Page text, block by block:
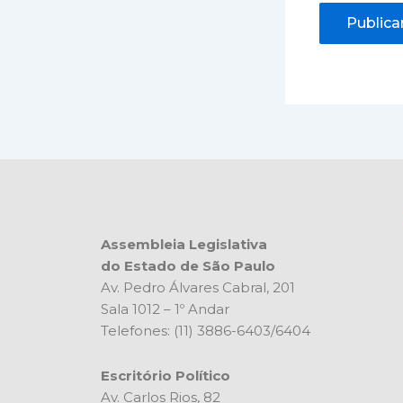
Assembleia Legislativa
do Estado de São Paulo
Av. Pedro Álvares Cabral, 201
Sala 1012 – 1º Andar
Telefones: (11) 3886-6403/6404
Escritório Político
Av. Carlos Rios, 82